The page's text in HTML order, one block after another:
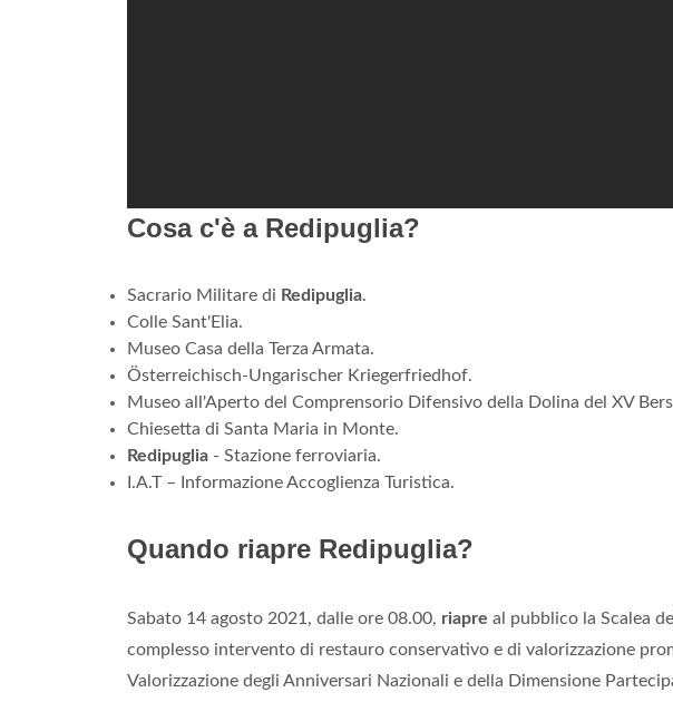
Cosa c'è a Redipuglia?
Sacrario Militare di Redipuglia.
Colle Sant'Elia.
Museo Casa della Terza Armata.
Österreichisch-Ungarischer Kriegerfriedhof.
Museo all'Aperto del Comprensorio Difensivo della Dolina del XV
Chiesetta di Santa Maria in Monte.
Redipuglia - Stazione ferroviaria.
I.A.T – Informazione Accoglienza Turistica.
Quando riapre Redipuglia?
​Sabato 14 agosto 2021, dalle ore 08.00, riapre al pubblico la Scalea
complesso intervento di restauro conservativo e di valorizzazione
Valorizzazione degli Anniversari Nazionali e della Dimensione